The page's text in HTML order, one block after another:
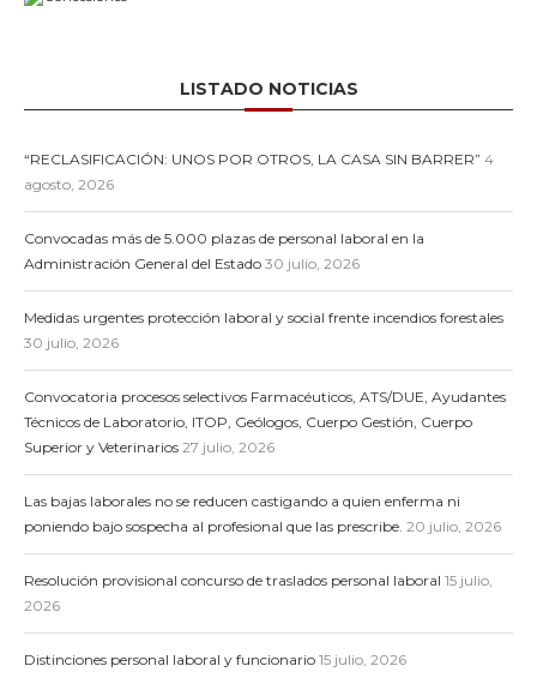
LISTADO NOTICIAS
“RECLASIFICACIÓN: UNOS POR OTROS, LA CASA SIN BARRER” 4
agosto, 2026
Convocadas más de 5.000 plazas de personal laboral en la
Administración General del Estado 30 julio, 2026
Medidas urgentes protección laboral y social frente incendios forestales
30 julio, 2026
Convocatoria procesos selectivos Farmacéuticos, ATS/DUE, Ayudantes
Técnicos de Laboratorio, ITOP, Geólogos, Cuerpo Gestión, Cuerpo
Superior y Veterinarios 27 julio, 2026
Las bajas laborales no se reducen castigando a quien enferma ni
poniendo bajo sospecha al profesional que las prescribe. 20 julio, 2026
Resolución provisional concurso de traslados personal laboral 15 julio,
2026
Distinciones personal laboral y funcionario 15 julio, 2026